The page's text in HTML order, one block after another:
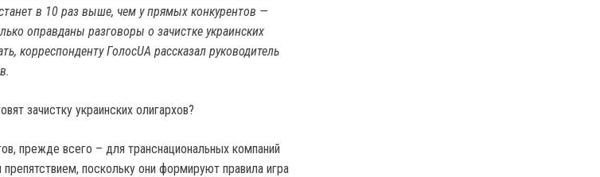
в 10 раз выше, чем у прямых конкурентов —
оправданы разговоры о зачистке украинских
корреспонденту ГолосUA рассказал руководитель
зачистку украинских олигархов?
прежде всего – для транснациональных компаний
поскольку они формируют правила игра